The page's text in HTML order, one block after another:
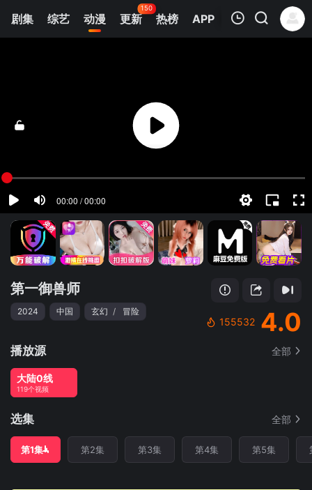
剧集 综艺 动漫 更新
150
热榜 APP
清空
第一御兽师
2024 中国 玄幻 / 冒险
155532 4.0
播放源 全部
大陆0线
119个视频
选集 全部
第1集 第2集 第3集 第4集 第5集